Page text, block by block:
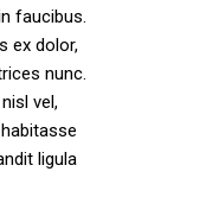
faucibus.
ex dolor,
nunc.
vel,
ligula